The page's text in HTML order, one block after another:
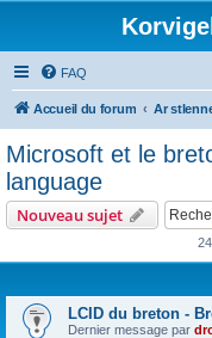
FAQ
Accueil du forum
Microsoft et le
language
Nouveau sujet
LCID du breton -
Dernier message par